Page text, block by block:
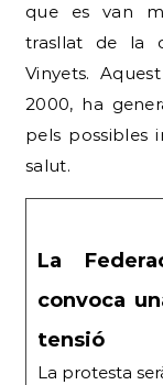
que es van
trasllat de la
Vinyets.
2000, ha
pels possibles
salut.
La
convoca
tensió
La protesta